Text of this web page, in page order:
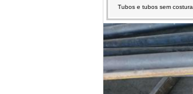
Tubos e tubos sem costura